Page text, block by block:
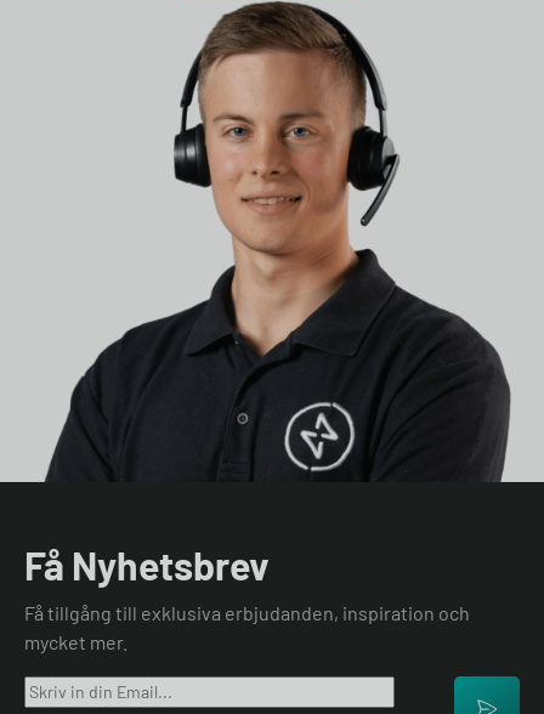
Få Nyhetsbrev
Få tillgång till exklusiva erbjudanden, inspiration och
mycket mer.